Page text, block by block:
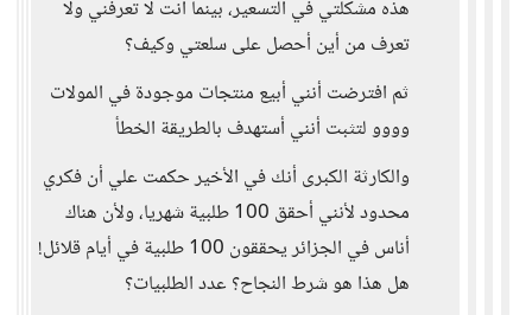
هذه مشكلتي في التسعير، بينما أنت لا تعرفني ولا
تعرف من أين أحصل على سلعتي وكيف؟
ثم افترضت أنني أبيع منتجات موجودة في المولات
وووو لتثبت أنني أستهدف بالطريقة الخطأ
والكارثة الكبرى أنك في الأخير حكمت علي أن فكري
محدود لأنني أحقق 100 طلبية شهريا، ولأن هناك
أناس في الجزائر يحققون 100 طلبية في أيام قلائل!
هل هذا هو شرط النجاح؟ عدد الطلبيات؟